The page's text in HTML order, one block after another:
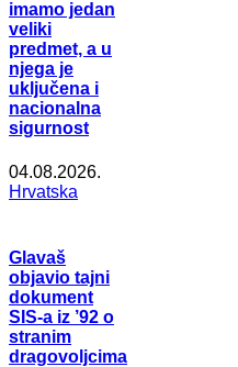
imamo jedan
veliki
predmet, a u
njega je
uključena i
nacionalna
sigurnost
04.08.2026.
Hrvatska
Glavaš
objavio tajni
dokument
SIS-a iz ’92 o
stranim
dragovoljcima